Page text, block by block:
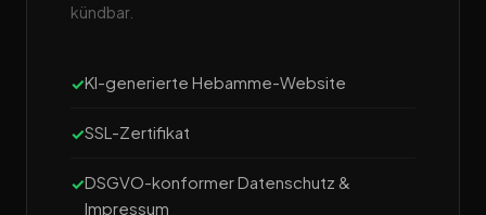
kündbar.
KI-generierte Hebamme-Website
SSL-Zertifikat
DSGVO-konformer Datenschutz &
Impressum